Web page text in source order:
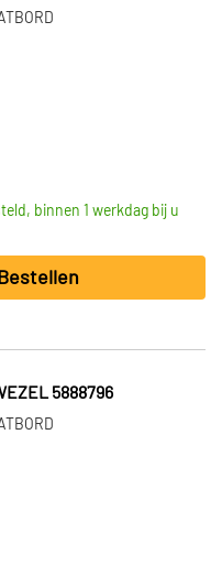
binnen 1 werkdag bij u
Bestellen
5888796